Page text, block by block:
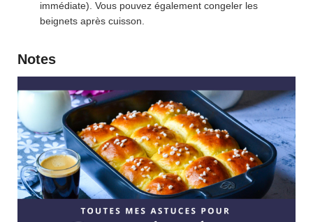
immédiate). Vous pouvez également congeler les
beignets après cuisson.
Notes